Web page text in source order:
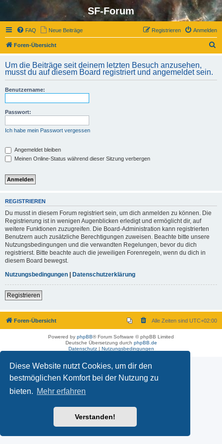
Diese Website nutzt Cookies, um dir den
bestmöglichen Komfort bei der Nutzung zu
bieten. Mehr erfahren
Verstanden!
SF-Forum
FAQ Neue Beiträge Anmelden
Registrieren
Foren-Übersicht
h
Um die Beiträge seit deinem letzten Besuch anzusehen,
musst du auf diesem Board registriert und angemeldet sein.
Benutzername:
Passwort:
Ich habe mein Passwort vergessen
Angemeldet bleiben
Meinen Online-Status während dieser Sitzung verbergen
REGISTRIEREN
Du musst in diesem Forum registriert sein, um dich anmelden zu können. Die
Registrierung ist in wenigen Augenblicken erledigt und ermöglicht dir, auf
weitere Funktionen zuzugreifen. Die Board-Administration kann registrierten
Benutzern auch zusätzliche Berechtigungen zuweisen. Beachte bitte unsere
Nutzungsbedingungen und die verwandten Regelungen, bevor du dich
registrierst. Bitte beachte auch die jeweiligen Forenregeln, wenn du dich in
diesem Board bewegst.
Nutzungsbedingungen | Datenschutzerklärung
Registrieren
Foren-Übersicht Alle Zeiten sind UTC+02:00
Powered by phpBB® Forum Software © phpBB Limited
Deutsche Übersetzung durch phpBB.de
Datenschutz| Nutzungsbedingungen